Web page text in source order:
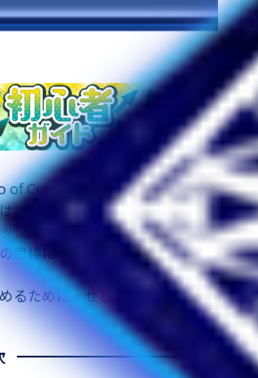
of Cube』の世界へようこそ！
、ゲームのインストール方法か
シュに欠かせない豪華報酬の受
目標についてご紹介します。
るために、ぜひご一読くださ